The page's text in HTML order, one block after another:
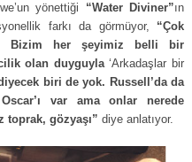
yönettiği “Water Diviner”ın
farkı da görmüyor, “Çok
Bizim her şeyimiz belli bir
olan duyguyla‘Arkadaşlar bir
biri de yok. Russell’da da
var ama onlar nerede
gözyaşı” diye anlatıyor.